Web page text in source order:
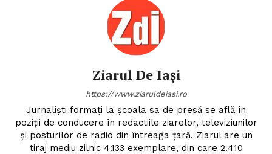
Ziarul De Iași
https://www.ziaruldeiasi.ro
Jurnalişti formaţi la şcoala sa de presă se află în
poziţii de conducere în redactiile ziarelor, televiziunilor
şi posturilor de radio din întreaga ţară. Ziarul are un
tiraj mediu zilnic 4.133 exemplare, din care 2.410